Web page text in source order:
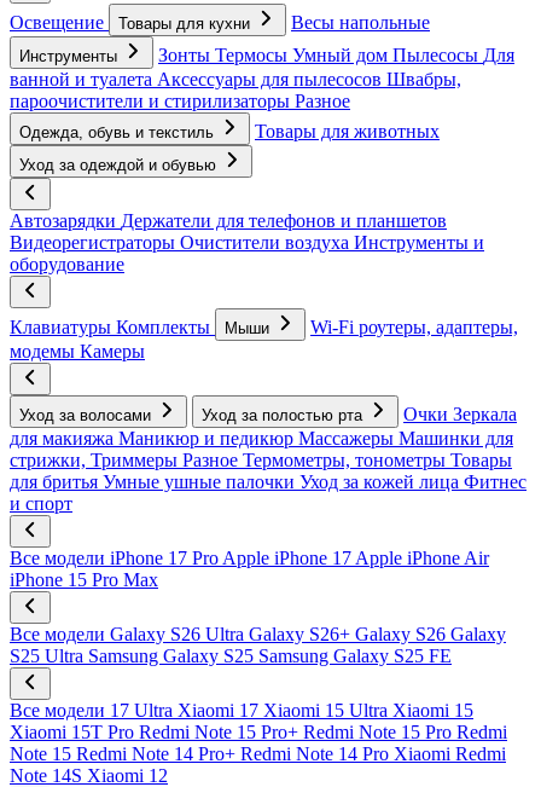
Освещение Товары для кухни Весы напольные
Инструменты Зонты Термосы Умный дом Пылесосы Для
ванной и туалета Аксессуары для пылесосов Швабры,
пароочистители и стирилизаторы Разное
Одежда, обувь и текстиль Товары для животных
Уход за одеждой и обувью
Автозарядки Держатели для телефонов и планшетов
Видеорегистраторы Очистители воздуха Инструменты и
оборудование
Клавиатуры Комплекты Мыши
Wi-Fi роутеры, адаптеры,
модемы Камеры
Уход за волосами Уход за полостью рта Очки Зеркала
для макияжа Маникюр и педикюр Массажеры Машинки для
стрижки, Триммеры Разное Термометры, тонометры Товары
для бритья Умные ушные палочки Уход за кожей лица Фитнес
и спорт
Все модели iPhone 17 Pro Apple iPhone 17 Apple iPhone Air
iPhone 15 Pro Max
Все модели Galaxy S26 Ultra Galaxy S26+ Galaxy S26 Galaxy
S25 Ultra Samsung Galaxy S25 Samsung Galaxy S25 FE
Все модели 17 Ultra Xiaomi 17 Xiaomi 15 Ultra Xiaomi 15
Xiaomi 15T Pro Redmi Note 15 Pro+ Redmi Note 15 Pro Redmi
Note 15 Redmi Note 14 Pro+ Redmi Note 14 Pro Xiaomi Redmi
Note 14S Xiaomi 12